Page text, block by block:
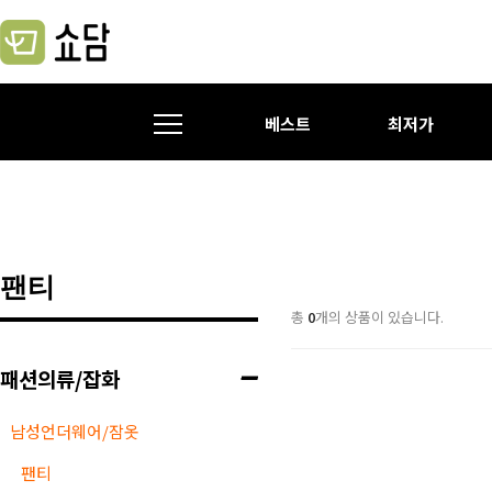
베스트 최저가
팬티
패션의류/잡화
남성언더웨어/잠옷
팬티
총 0개의 상품이 있습니다.